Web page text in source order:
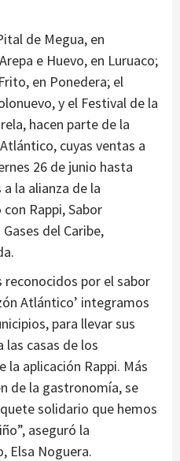
de Megua, en
e Huevo, en Luruaco;
en Ponedera; el
y el Festival de la
hacen parte de la
cuyas ventas a
26 de junio hasta
la alianza de la
Rappi, Sabor
del Caribe,
por el sabor
Atlántico’ integramos
para llevar sus
casas de los
la aplicación Rappi. Más
de la gastronomía, se
solidario que hemos
aseguró la
Elsa Noguera.